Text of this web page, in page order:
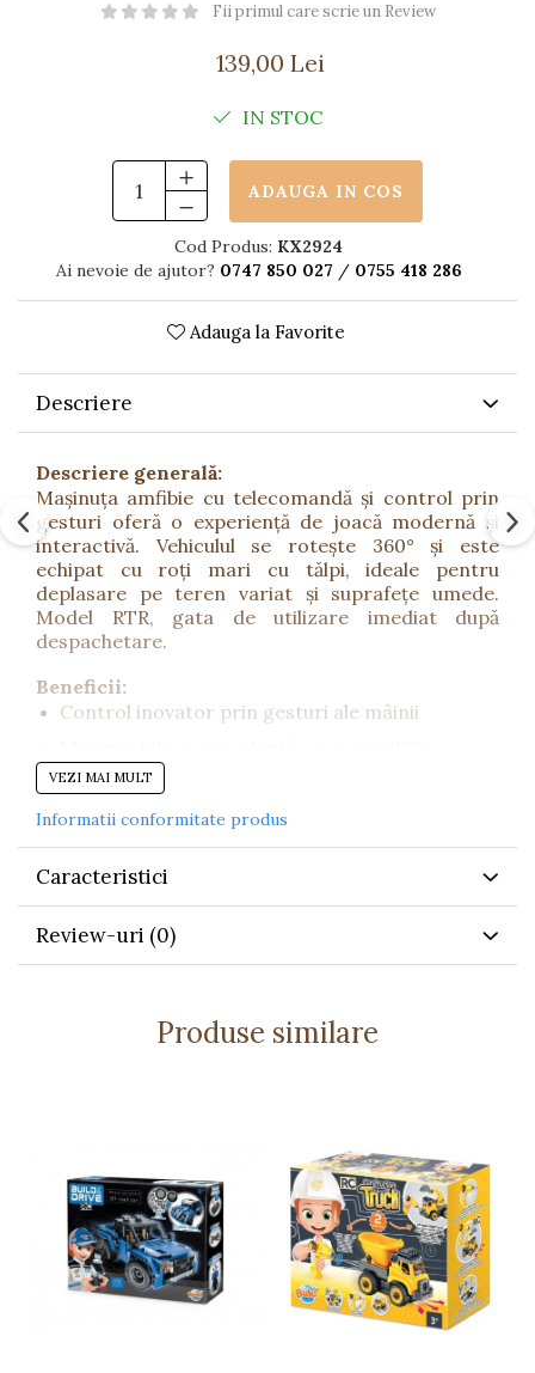
Fii primul care scrie un Review
139,00 Lei
IN STOC
ADAUGA IN COS
Cod Produs: KX2924
Ai nevoie de ajutor? 0747 850 027 / 0755 418 286
Adauga la Favorite
Descriere
Descriere generală:
Mașinuța amfibie cu telecomandă și control prin
gesturi oferă o experiență de joacă modernă și
interactivă. Vehiculul se rotește 360° și este
echipat cu roți mari cu tălpi, ideale pentru
deplasare pe teren variat și suprafețe umede.
Model RTR, gata de utilizare imediat după
despachetare.
Beneficii:
Control inovator prin gesturi ale mâinii
Poate fi utilizată pe uscat și în contact scurt cu
Distracție instantă: nu necesită asamblare
Aderență ridicată datorită roților speciale
Caracteristici:
Sistem de control: telecomandă + gesturi
Rotație completă 360°
Detalii tehnice:
Alimentare: 3.7V
Dimensiuni: 16 × 16 × 8 cm
Tip produs: mașină amfibie RC
Funcții: control gesturi, rotire 360°, deplasare
VEZI MAI MULT
Informatii conformitate produs
Caracteristici
Review-uri (0)
Produse similare